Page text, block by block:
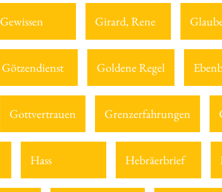
Gewissen Girard, Rene
Götzendienst Goldene Regel
Gottvertrauen Grenzerfahrungen
Hass Hebräerbrief